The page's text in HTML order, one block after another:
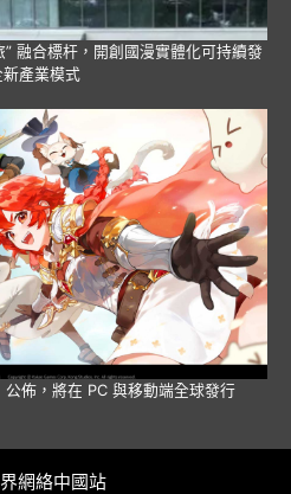
融合標杆，開創國漫實體化可持續發
新產業模式
佈，將在 PC 與移動端全球發行
網絡中國站